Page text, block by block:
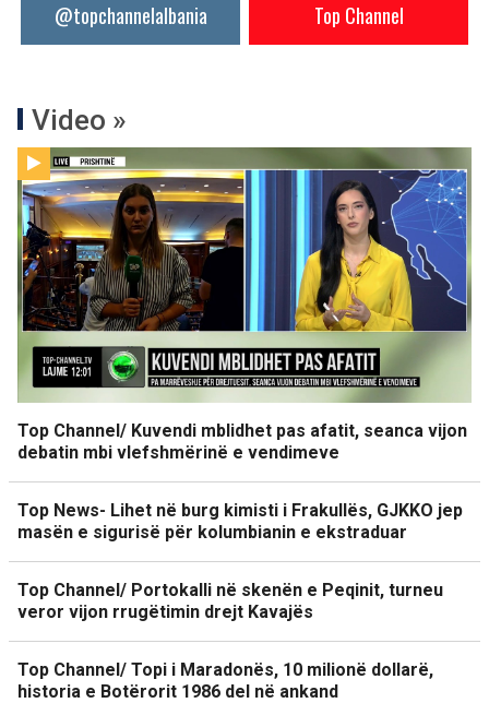
@topchannelalbania Top Channel
Video »
Top Channel/ Kuvendi mblidhet pas afatit, seanca vijon
debatin mbi vlefshmërinë e vendimeve
Top News- Lihet në burg kimisti i Frakullës, GJKKO jep
masën e sigurisë për kolumbianin e ekstraduar
Top Channel/ Portokalli në skenën e Peqinit, turneu
veror vijon rrugëtimin drejt Kavajës
Top Channel/ Topi i Maradonës, 10 milionë dollarë,
historia e Botërorit 1986 del në ankand